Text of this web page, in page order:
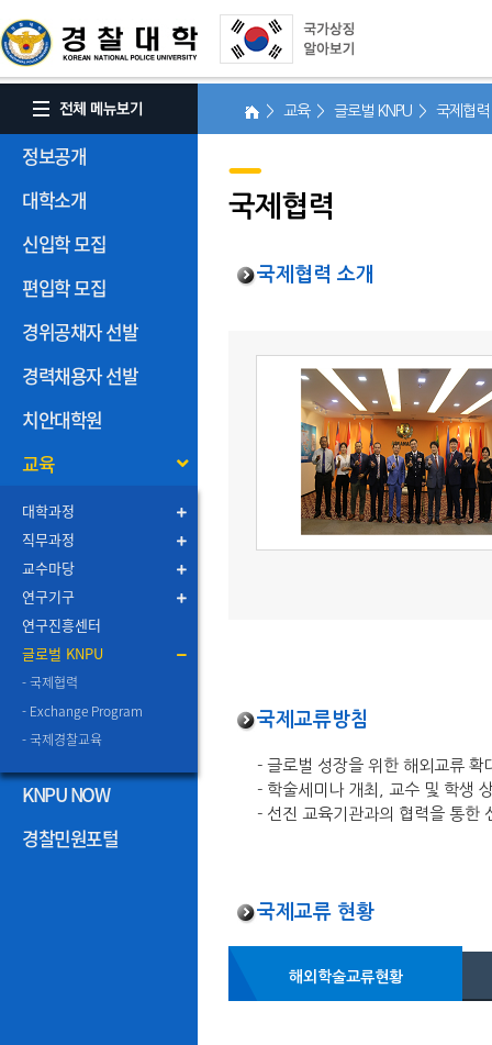
정보공개
대학소개
신입학 모집
편입학 모집
경위공채자 선발
경력채용자 선발
치안대학원
교육
대학과정
직무과정
교수마당
연구기구
연구진흥센터
글로벌 KNPU
- 국제협력
- Exchange Program
- 국제경찰교육
KNPU NOW
경찰민원포털
> 교육 > 글로벌 KNPU > 국제협
국제협력
국제협력 소개
국제교류방침
- 글로벌 성장을 위한 해외교류 확
- 학술세미나 개최, 교수 및 학생
- 선진 교육기관과의 협력을 통한
국제교류 현황
해외학술교류현황